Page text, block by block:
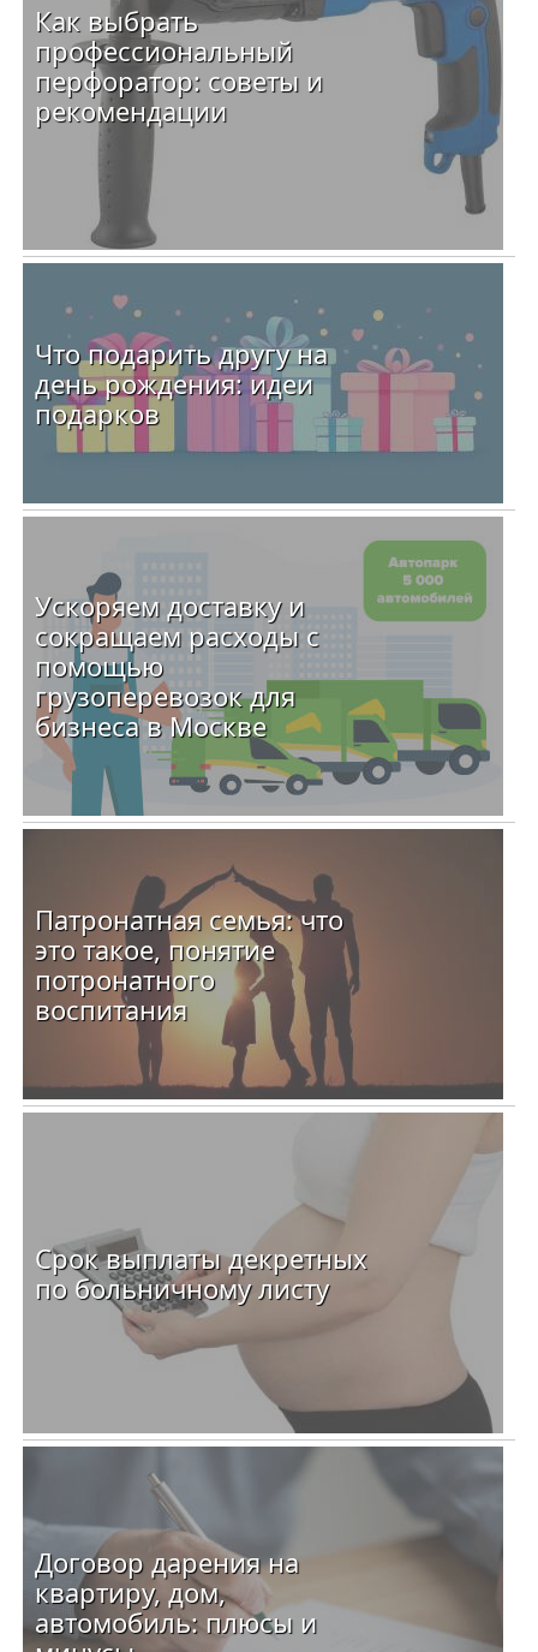
Как выбрать
профессиональный
перфоратор: советы и
рекомендации
Что подарить другу на
день рождения: идеи
подарков
Ускоряем доставку и
сокращаем расходы с
помощью
грузоперевозок для
бизнеса в Москве
Патронатная семья: что
это такое, понятие
потронатного
воспитания
Срок выплаты декретных
по больничному листу
Договор дарения на
квартиру, дом,
автомобиль: плюсы и